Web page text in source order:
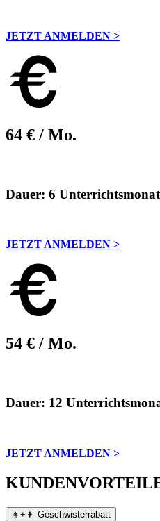
JETZT ANMELDEN >
64 € / Mo.
Dauer: 6
JETZT ANMELDEN >
54 € / Mo.
Dauer: 12
JETZT ANMELDEN >
👧+👦 Geschwisterrabatt